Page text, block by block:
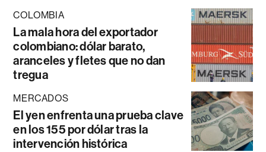
COLOMBIA
La mala hora del exportador
colombiano: dólar barato,
aranceles y fletes que no dan
tregua
MERCADOS
El yen enfrenta una prueba clave
en los 155 por dólar tras la
intervención histórica